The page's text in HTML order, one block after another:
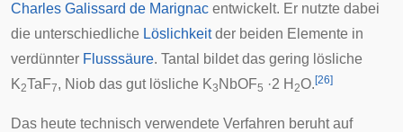
Charles Galissard de Marignac entwickelt. Er nutzte dabei
die unterschiedliche Löslichkeitder beiden Elemente in
verdünnter Flusssäure. Tantal bildet das gering lösliche
K2TaF7, Niob das gut lösliche K3 NbOF5 ·2 H 2O. [26]
Das heute technisch verwendete Verfahren beruht auf